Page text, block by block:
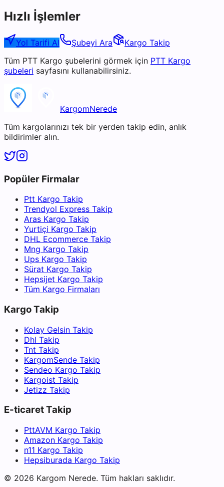
Hızlı İşlemler
Yol Tarifi Al Şubeyi Ara
Kargo Takip
Tüm PTT Kargo şubelerini görmek için PTT Kargo
şubeleri sayfasını kullanabilirsiniz.
KargomNerede
Tüm kargolarınızı tek bir yerden takip edin, anlık
bildirimler alın.
Popüler Firmalar
Ptt Kargo Takip
Trendyol Express Takip
Aras Kargo Takip
Yurtiçi Kargo Takip
DHL Ecommerce Takip
Mng Kargo Takip
Ups Kargo Takip
Sürat Kargo Takip
Hepsijet Kargo Takip
Tüm Kargo Firmaları
Kargo Takip
Kolay Gelsin Takip
Dhl Takip
Tnt Takip
KargomSende Takip
Sendeo Kargo Takip
Kargoist Takip
Jetizz Takip
E-ticaret Takip
PttAVM Kargo Takip
Amazon Kargo Takip
n11 Kargo Takip
Hepsiburada Kargo Takip
© 2026 Kargom Nerede. Tüm hakları saklıdır.